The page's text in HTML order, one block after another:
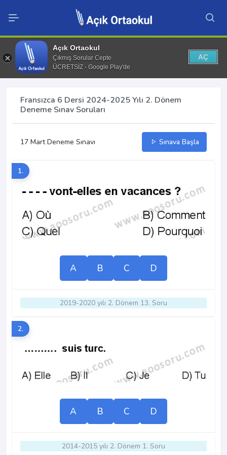
Açık Ortaokul
Çıkmış Sorular Cepte
ÜCRETSİZ - Google Play'de
AÇ
Fransızca 6 Dersi 2024-2025 Yılı 2. Dönem
Deneme Sınav Soruları
17 Mart Deneme Sınavı Sınava Başla
1.
A B C D
2019-2020 yılı 2. Dönem 13. Soru
2.
A B C D
2014-2015 yılı 2. Dönem 1. Soru